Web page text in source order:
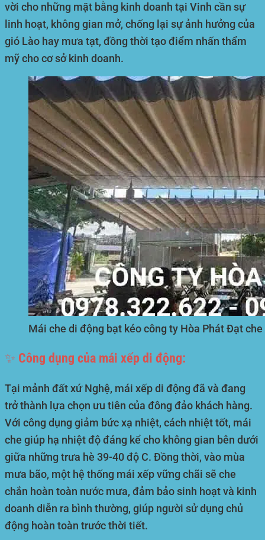
vời cho những mặt bằng kinh doanh tại Vinh cần sự
linh hoạt, không gian mở, chống lại sự ảnh hưởng của
gió Lào hay mưa tạt, đồng thời tạo điểm nhấn thẩm
mỹ cho cơ sở kinh doanh.
Mái che di động bạt kéo công ty Hòa Phát Đạt
✨ Công dụng của mái xếp di động:
Tại mảnh đất xứ Nghệ, mái xếp di động đã và đang
trở thành lựa chọn ưu tiên của đông đảo khách hàng.
Với công dụng giảm bức xạ nhiệt, cách nhiệt tốt, mái
che giúp hạ nhiệt độ đáng kể cho không gian bên dưới
giữa những trưa hè 39-40 độ C. Đồng thời, vào mùa
mưa bão, một hệ thống mái xếp vững chãi sẽ che
chắn hoàn toàn nước mưa, đảm bảo sinh hoạt và kinh
doanh diễn ra bình thường, giúp người sử dụng chủ
động hoàn toàn trước thời tiết.